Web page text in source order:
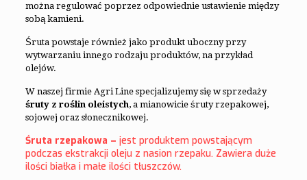
można regulować poprzez odpowiednie ustawienie między
sobą kamieni.
Śruta powstaje również jako produkt uboczny przy
wytwarzaniu innego rodzaju produktów, na przykład
olejów.
W naszej firmie Agri Line specjalizujemy się w sprzedaży
śruty z roślin oleistych, a mianowicie śruty rzepakowej,
sojowej oraz słonecznikowej.
Śruta rzepakowa –jest produktem powstającym
podczas ekstrakcji oleju z nasion rzepaku. Zawiera duże
ilości białka i małe ilości tłuszczów.